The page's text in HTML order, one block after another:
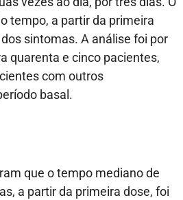
tempo, a partir da primeira
sintomas. A análise foi por
quarenta e cinco pacientes,
com outros
basal.
que o tempo mediano de
a partir da primeira dose, foi